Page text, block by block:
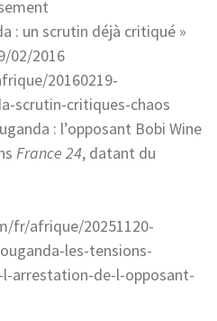
: un scrutin déjà critiqué »
02/2016
20160219-
scrutin-critiques-chaos
: l’opposant Bobi Wine
France 24, datant du
fr/afrique/20251120-
les-tensions-
arrestation-de-l-opposant-